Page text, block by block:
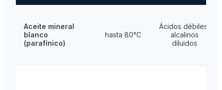
Aceite mineral
blanco
(parafínico)
hasta 80°C
Ácidos débiles,
alcalinos
diluidos